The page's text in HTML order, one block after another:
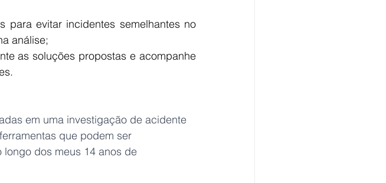
para evitar incidentes semelhantes no
análise;
as soluções propostas e acompanhe
em uma investigação de acidente
que podem ser
dos meus 14 anos de